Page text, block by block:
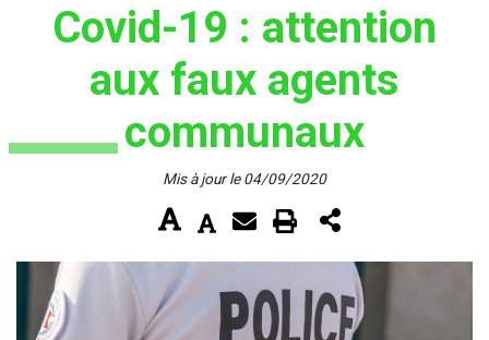
SPORT, CULTUREET LOISIRS
Covid-19 : attention
aux faux agents
communaux
Mis à jour le 04/09/2020